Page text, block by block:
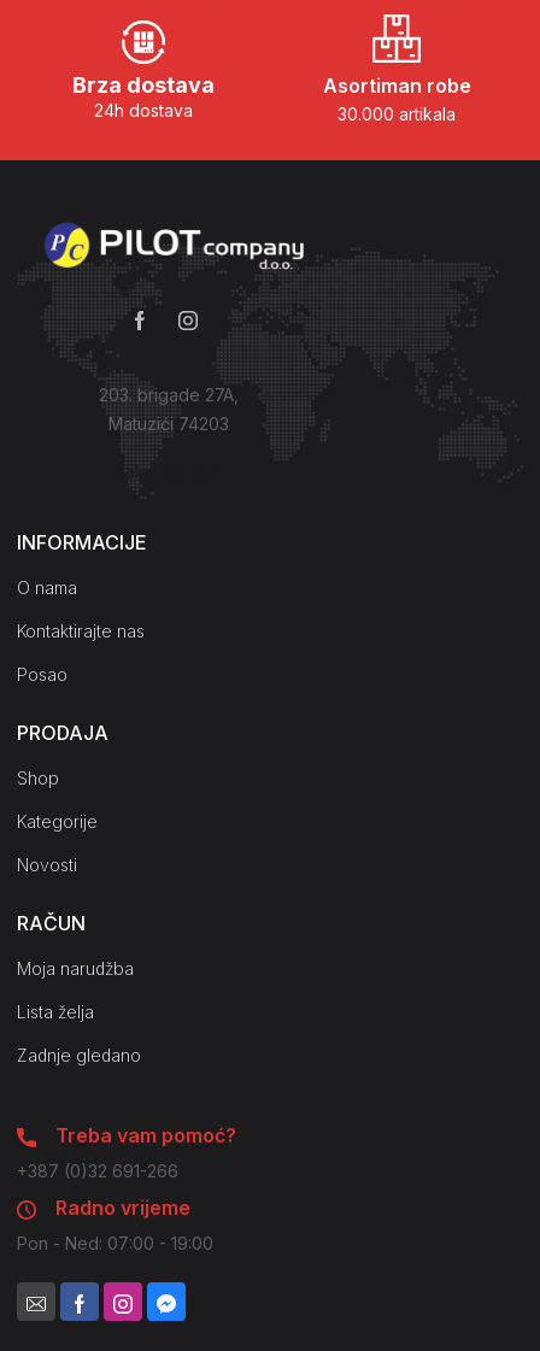
Brza dostava
24h dostava
Asortiman robe
30.000 artikala
203. brigade 27A,
Matuzići 74203
Kako do nas?
INFORMACIJE
O nama
Kontaktirajte nas
Posao
PRODAJA
Shop
Kategorije
Novosti
RAČUN
Moja narudžba
Lista želja
Zadnje gledano
Treba vam pomoć?
+387 (0)32 691-266
Radno vrijeme
Pon - Ned: 07:00 - 19:00